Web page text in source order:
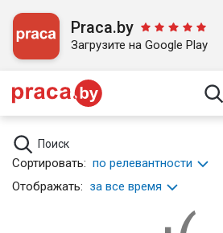
Praca.by
Загрузите на Google Play
Поиск
Сортировать: по релевантности
Отображать: за все время